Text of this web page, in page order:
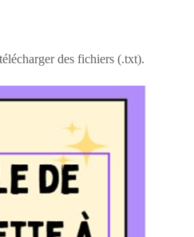
des fichiers (.txt).